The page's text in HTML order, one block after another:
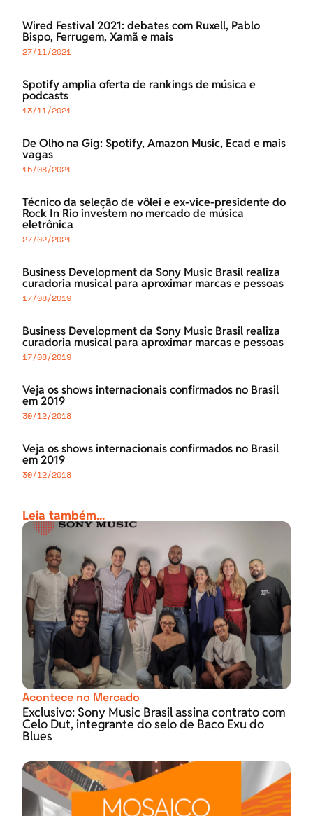
Wired Festival 2021: debates com Ruxell, Pablo
Bispo, Ferrugem, Xamã e mais
27/11/2021
Spotify amplia oferta de rankings de música e
podcasts
13/11/2021
De Olho na Gig: Spotify, Amazon Music, Ecad e mais
vagas
15/08/2021
Técnico da seleção de vôlei e ex-vice-presidente do
Rock In Rio investem no mercado de música
eletrônica
27/02/2021
Business Development da Sony Music Brasil realiza
curadoria musical para aproximar marcas e pessoas
17/08/2019
Business Development da Sony Music Brasil realiza
curadoria musical para aproximar marcas e pessoas
17/08/2019
Veja os shows internacionais confirmados no Brasil
em 2019
30/12/2018
Veja os shows internacionais confirmados no Brasil
em 2019
30/12/2018
Leia também...
Acontece no Mercado
Exclusivo: Sony Music Brasil assina contrato com
Celo Dut, integrante do selo de Baco Exu do
Blues